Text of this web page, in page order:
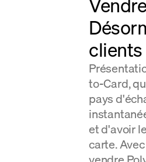
clients
to-Card,
pays
et d'avoir
carte.